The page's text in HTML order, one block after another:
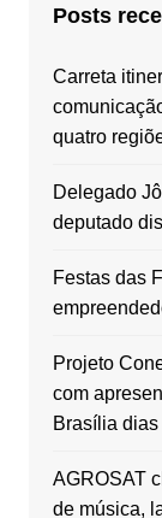
Posts
Carreta
quatro
Delegado
deputado
Festas das
Projeto
com
Brasília
AGROSAT
de música,